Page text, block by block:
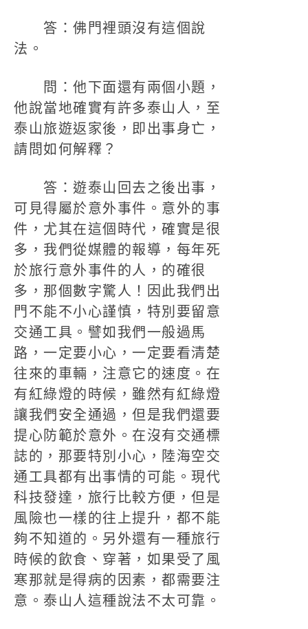
答：佛門裡頭沒有這個說
法。
問：他下面還有兩個小題，
他說當地確實有許多泰山人，至
泰山旅遊返家後，即出事身亡，
請問如何解釋？
答：遊泰山回去之後出事，
可見得屬於意外事件。意外的事
件，尤其在這個時代，確實是很
多，我們從媒體的報導，每年死
於旅行意外事件的人，的確很
多，那個數字驚人！因此我們出
門不能不小心謹慎，特別要留意
交通工具。譬如我們一般過馬
路，一定要小心，一定要看清楚
往來的車輛，注意它的速度。在
有紅綠燈的時候，雖然有紅綠燈
讓我們安全通過，但是我們還要
提心防範於意外。在沒有交通標
誌的，那要特別小心，陸海空交
通工具都有出事情的可能。現代
科技發達，旅行比較方便，但是
風險也一樣的往上提升，都不能
夠不知道的。另外還有一種旅行
時候的飲食、穿著，如果受了風
寒那就是得病的因素，都需要注
意。泰山人這種說法不太可靠。